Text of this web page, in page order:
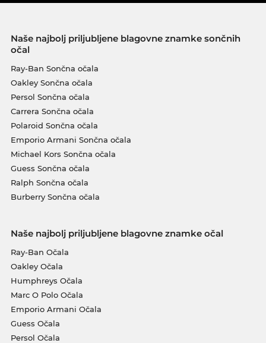
Naše najbolj priljubljene blagovne znamke sončnih
očal
Ray-Ban Sončna očala
Oakley Sončna očala
Persol Sončna očala
Carrera Sončna očala
Polaroid Sončna očala
Emporio Armani Sončna očala
Michael Kors Sončna očala
Guess Sončna očala
Ralph Sončna očala
Burberry Sončna očala
Naše najbolj priljubljene blagovne znamke očal
Ray-Ban Očala
Oakley Očala
Humphreys Očala
Marc O Polo Očala
Emporio Armani Očala
Guess Očala
Persol Očala